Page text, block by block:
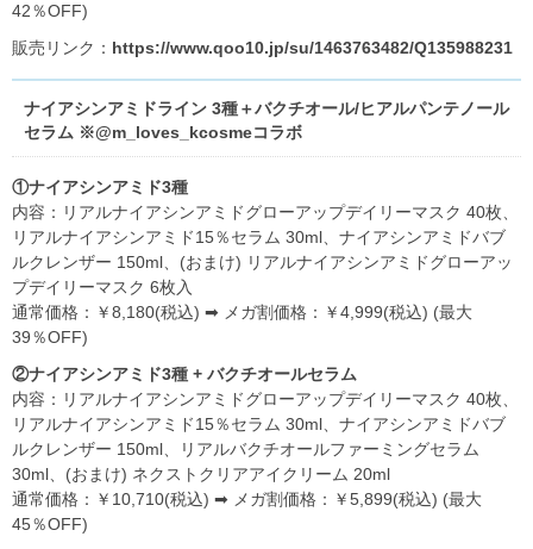
42％OFF)
販売リンク： https://www.qoo10.jp/su/1463763482/Q135988231
ナイアシンアミドライン 3種＋バクチオール/ヒアルパンテノール
セラム ※@m_loves_kcosmeコラボ
①ナイアシンアミド3種
内容：リアルナイアシンアミドグローアップデイリーマスク 40枚、
リアルナイアシンアミド15％セラム 30ml、ナイアシンアミドバブ
ルクレンザー 150ml、(おまけ) リアルナイアシンアミドグローアッ
プデイリーマスク 6枚入
通常価格：￥8,180(税込) ➡ メガ割価格：￥4,999(税込) (最大
39％OFF)
②ナイアシンアミド3種 + バクチオールセラム
内容：リアルナイアシンアミドグローアップデイリーマスク 40枚、
リアルナイアシンアミド15％セラム 30ml、ナイアシンアミドバブ
ルクレンザー 150ml、リアルバクチオールファーミングセラム
30ml、(おまけ) ネクストクリアアイクリーム 20ml
通常価格：￥10,710(税込) ➡ メガ割価格：￥5,899(税込) (最大
45％OFF)